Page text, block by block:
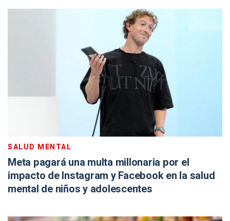
SALUD MENTAL
Meta pagará una multa millonaria por el
impacto de Instagram y Facebook en la salud
mental de niños y adolescentes